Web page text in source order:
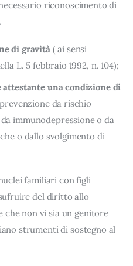
riconoscimento di
di gravità( ai sensi
L. 5 febbraio 1992, n. 104);
una condizione di
da rischio
immunodepressione o da
o dallo svolgimento di
familiari con figli
del diritto allo
che non vi sia un genitore
strumenti di sostegno al